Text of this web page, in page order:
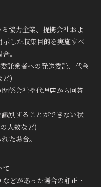
協力企業、提携会社およ
した収集目的を実施すべ
。
託業者への発送委託、代金
ど)
係会社や代理店から回答
別することができない状
人数など)
た場合。
て
どがあった場合の訂正・